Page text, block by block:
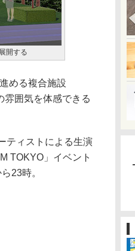
開する
める複合施設
雰囲気を体感できる
ティストによる生演
TOKYO」イベント
23時。